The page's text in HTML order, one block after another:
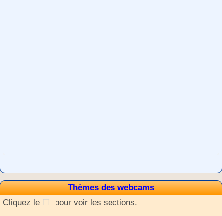
Thèmes des webcams
Cliquez le
pour voir les sections.